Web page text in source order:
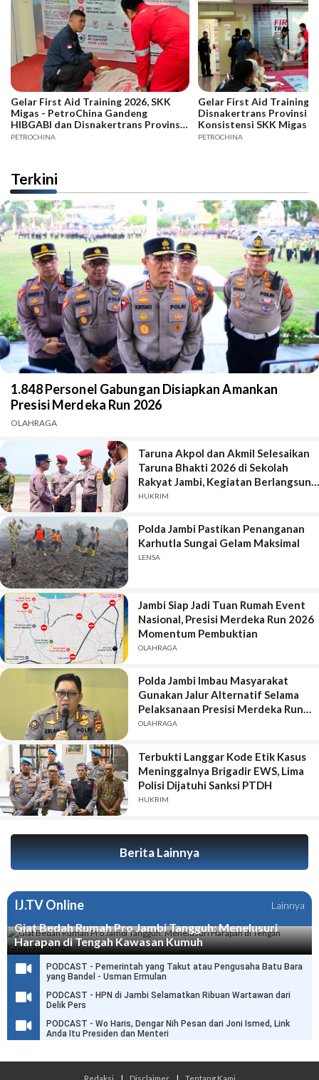
Gelar First Aid Training 2026, SKK
Migas - PetroChina Gandeng
HIBGABI dan Disnakertrans Provinsi
Jambi
PETROCHINA
Gelar First Aid Training
Disnakertrans Provinsi
Konsistensi SKK Migas -
PETROCHINA
Terkini
1.848 Personel Gabungan Disiapkan Amankan
Presisi Merdeka Run 2026
OLAHRAGA
Taruna Akpol dan Akmil Selesaikan
Taruna Bhakti 2026 di Sekolah
Rakyat Jambi, Kegiatan Berlangsung
Aman dan Lancar
HUKRIM
Polda Jambi Pastikan Penanganan
Karhutla Sungai Gelam Maksimal
LENSA
Jambi Siap Jadi Tuan Rumah Event
Nasional, Presisi Merdeka Run 2026
Momentum Pembuktian
OLAHRAGA
Polda Jambi Imbau Masyarakat
Gunakan Jalur Alternatif Selama
Pelaksanaan Presisi Merdeka Run
2026
OLAHRAGA
Terbukti Langgar Kode Etik Kasus
Meninggalnya Brigadir EWS, Lima
Polisi Dijatuhi Sanksi PTDH
HUKRIM
Berita Lainnya
IJ.TV Online Lainnya
Giat Bedah Rumah Pro Jambi Tangguh: Menelusuri
Harapan di Tengah Kawasan Kumuh
PODCAST - Pemerintah yang Takut atau Pengusaha Batu Bara
yang Bandel - Usman Ermulan
PODCAST - HPN di Jambi Selamatkan Ribuan Wartawan dari
Delik Pers
PODCAST - Wo Haris, Dengar Nih Pesan dari Joni Ismed, Link
Anda Itu Presiden dan Menteri
Redaksi Disclaimer Tentang Kami